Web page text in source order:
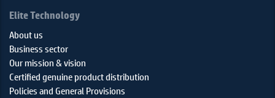
Elite Technology
About us
Business sector
Our mission & vision
Certified genuine product distribution
Policies and General Provisions